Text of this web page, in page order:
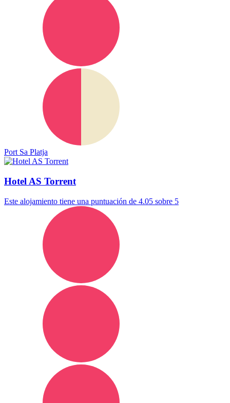
Port Sa Platja
Hotel AS Torrent
Este alojamiento tiene una puntuación de 4.05 sobre 5